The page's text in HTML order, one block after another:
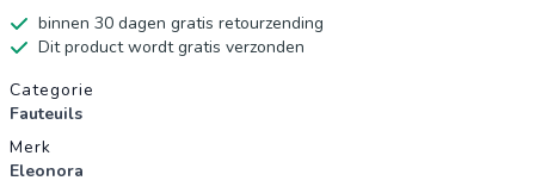
binnen 30 dagen gratis retourzending
Dit product wordt gratis verzonden
Productgegevens
Categorie
Fauteuils
Merk
Eleonora